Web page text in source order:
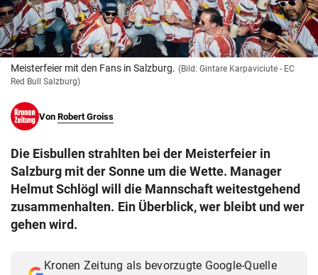
© Krone Multimedia GmbH & Co KG 2026
Muthgasse 2, 1190 Wien
Meisterfeier mit den Fans in Salzburg. (Bild: Gintare Karpaviciute - EC
Red Bull Salzburg)
Von Robert Groiss
Die Eisbullen strahlten bei der Meisterfeier in
Salzburg mit der Sonne um die Wette. Manager
Helmut Schlögl will die Mannschaft weitestgehend
zusammenhalten. Ein Überblick, wer bleibt und wer
gehen wird.
Kronen Zeitung als bevorzugte Google-Quelle